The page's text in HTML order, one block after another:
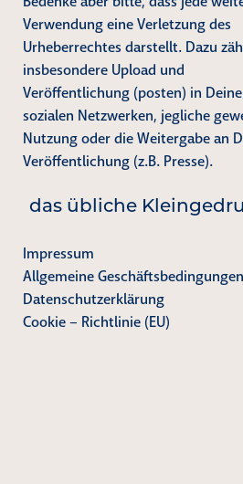
Verwendung eine Verletzung des
Urheberrechtes darstellt. Dazu
insbesondere Upload und
Veröffentlichung (posten) in
sozialen Netzwerken, jegliche
Nutzung oder die Weitergabe an
Veröffentlichung (z.B. Presse).
das übliche
Impressum
Allgemeine
Datenschutzerklärung
Cookie – Richtlinie (EU)